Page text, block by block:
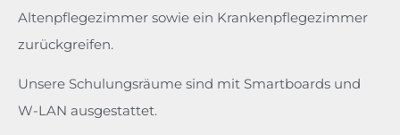
Altenpflegezimmer sowie ein Krankenpflegezimmer
zurückgreifen.
Unsere Schulungsräume sind mit Smartboards und
W-LAN ausgestattet.